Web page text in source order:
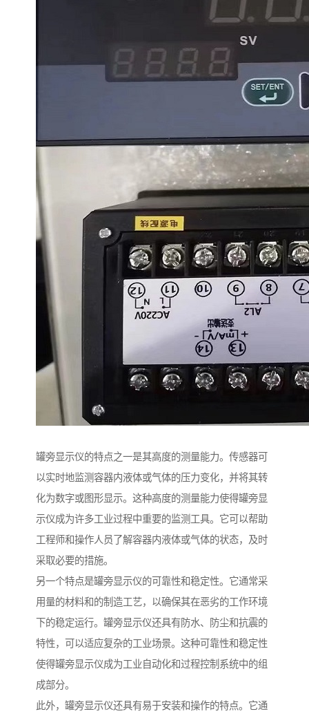
罐旁显示仪的特点之一是其高度的测量能力。传感器可
以实时地监测容器内液体或气体的压力变化，并将其转
化为数字或图形显示。这种高度的测量能力使得罐旁显
示仪成为许多工业过程中重要的监测工具。它可以帮助
工程师和操作人员了解容器内液体或气体的状态，及时
采取必要的措施。
另一个特点是罐旁显示仪的可靠性和稳定性。它通常采
用量的材料和的制造工艺，以确保其在恶劣的工作环境
下的稳定运行。罐旁显示仪还具有防水、防尘和抗震的
特性，可以适应复杂的工业场景。这种可靠性和稳定性
使得罐旁显示仪成为工业自动化和过程控制系统中的组
成部分。
此外，罐旁显示仪还具有易于安装和操作的特点。它通